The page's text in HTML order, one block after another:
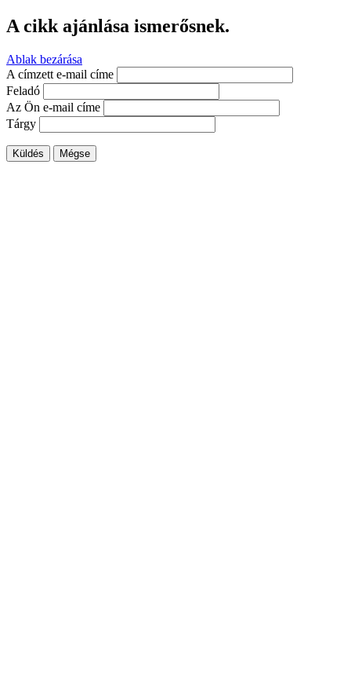
A cikk ajánlása ismerősnek.
Ablak bezárása
A címzett e-mail címe
Feladó
Az Ön e-mail címe
Tárgy
Küldés Mégse